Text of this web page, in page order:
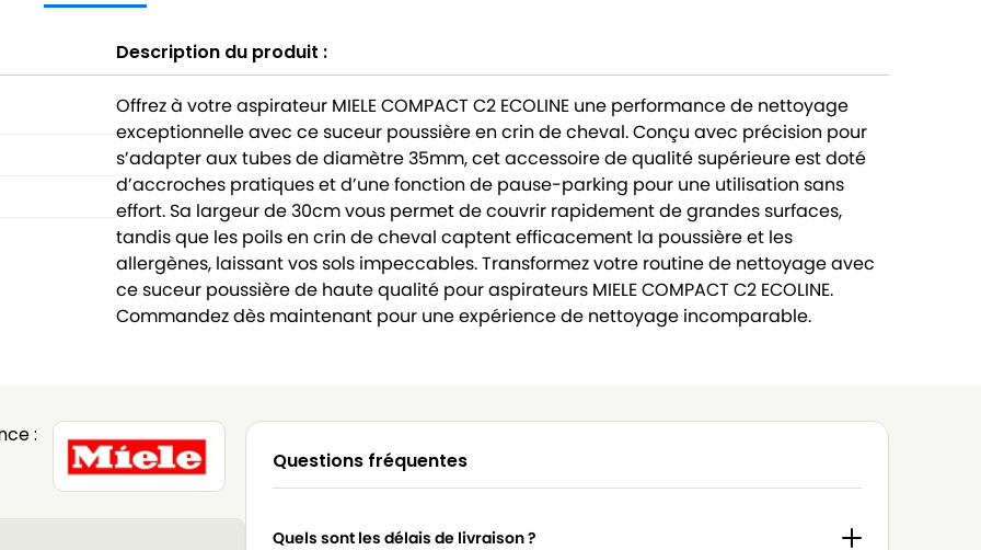
Description du produit :
Offrez à votre aspirateur MIELE COMPACT C2 ECOLINE une performance de nettoyage
exceptionnelle avec ce suceur poussière en crin de cheval. Conçu avec précision pour
s’adapter aux tubes de diamètre 35mm, cet accessoire de qualité supérieure est doté
d’accroches pratiques et d’une fonction de pause-parking pour une utilisation sans
effort. Sa largeur de 30cm vous permet de couvrir rapidement de grandes surfaces,
tandis que les poils en crin de cheval captent efficacement la poussière et les
allergènes, laissant vos sols impeccables. Transformez votre routine de nettoyage avec
ce suceur poussière de haute qualité pour aspirateurs MIELE COMPACT C2 ECOLINE.
Commandez dès maintenant pour une expérience de nettoyage incomparable.
:
Questions fréquentes
Quels sont les délais de livraison ?